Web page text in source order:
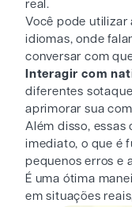
real.
Você pode
idiomas, onde
conversar com
Interagir com
diferentes
aprimorar sua
Além disso,
imediato, o que é
pequenos erros e
É uma ótima
em situações